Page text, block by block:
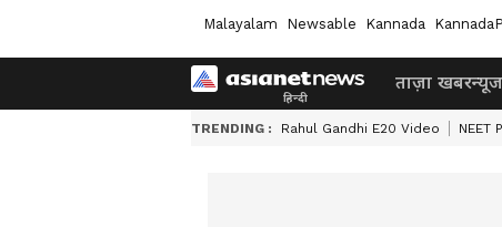
Malayalam Newsable Kannada
ताज़ा खबरन्यूज
TRENDING : Rahul Gandhi E20 Video NEET